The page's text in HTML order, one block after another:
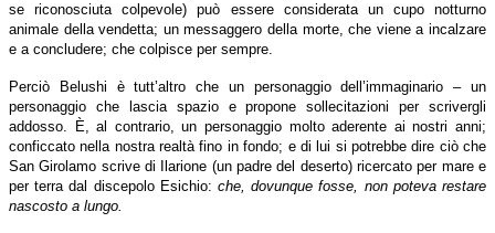
se riconosciuta colpevole) può essere considerata un cupo notturno
animale della vendetta; un messaggero della morte, che viene a incalzare
e a concludere; che colpisce per sempre.
Perciò Belushi è tutt’altro che un personaggio dell’immaginario – un
personaggio che lascia spazio e propone sollecitazioni per scrivergli
addosso. È, al contrario, un personaggio molto aderente ai nostri anni;
conficcato nella nostra realtà fino in fondo; e di lui si potrebbe dire ciò che
San Girolamo scrive di Ilarione (un padre del deserto) ricercato per mare e
per terra dal discepolo Esichio: che, dovunque fosse, non poteva restare
nascosto a lungo.